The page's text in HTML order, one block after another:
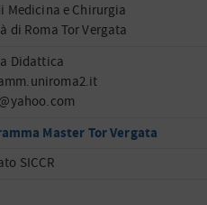
Medicina e Chirurgia
di Roma Tor Vergata
Didattica
Master Tor Vergata
SICCR